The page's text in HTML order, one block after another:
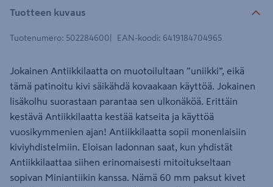
Tuotteen kuvaus
Tuotenumero: 502284600 EAN-koodi: 6419184704965
Jokainen Antiikkilaatta on muotoilultaan ”uniikki”, eikä
tämä patinoitu kivi säikähdä kovaakaan käyttöä. Jokainen
lisäkolhu suorastaan parantaa sen ulkonäköä. Erittäin
kestävä Antiikkilaatta kestää katseita ja käyttöä
vuosikymmenien ajan! Antiikkilaatta sopii monenlaisiin
kiviyhdistelmiin. Eloisan ladonnan saat, kun yhdistät
Antiikkilaattaa siihen erinomaisesti mitoitukseltaan
sopivan Miniantiikin kanssa. Nämä 60 mm paksut kivet